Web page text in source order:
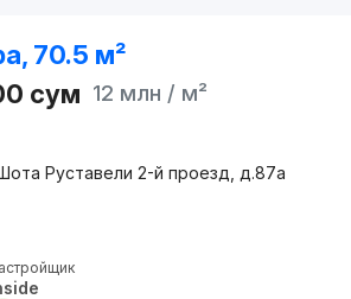
70.5 м²
сум 12 млн / м²
Руставели 2-й проезд, д.87a